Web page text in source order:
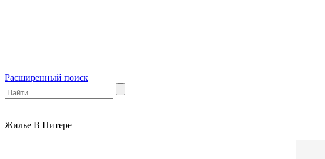
Расширенный поиск
Жилье В Питере